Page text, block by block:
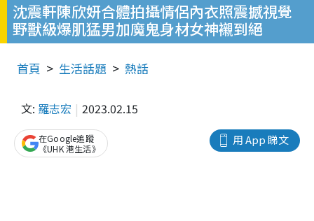
沈震軒陳欣妍合體拍攝情侶內衣照震撼視覺
野獸級爆肌猛男加魔鬼身材女神襯到絕
首頁 生活話題 熱話
文: 羅志宏 2023.02.15
用 App 睇文
在Google追蹤
《UHK 港生活》